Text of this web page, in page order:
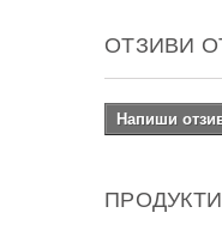
ОТЗИВИ
Напиши